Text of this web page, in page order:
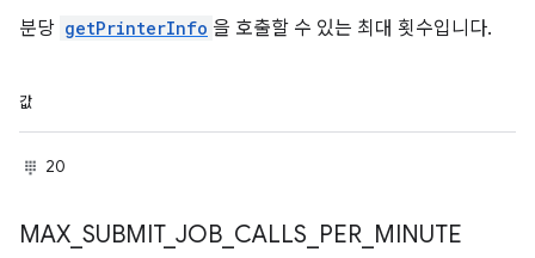
분당 getPrinterInfo 을 호출할 수 있는 최대 횟수입니다.
값
20
MAX SUBMIT_ JOB CALLS PER MINUTE